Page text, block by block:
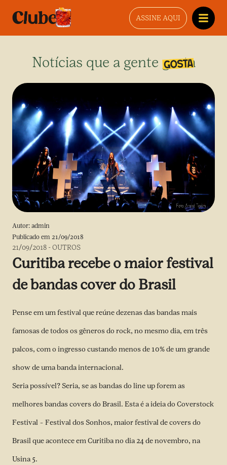
ASSINE AQUI
Notícias que a gente gosta
Autor: admin
Publicado em 21/09/2018
21/09/2018 -OUTROS
Curitiba recebe o maior festival
de bandas cover do Brasil
Pense em um festival que reúne dezenas das bandas mais
famosas de todos os gêneros do rock, no mesmo dia, em três
palcos, com o ingresso custando menos de 10% de um grande
show de uma banda internacional.
Seria possível? Seria, se as bandas do line up forem as
melhores bandas covers do Brasil. Esta é a ideia do Coverstock
Festival – Festival dos Sonhos, maior festival de covers do
Brasil que acontece em Curitiba no dia 24 de novembro, na
Usina 5.